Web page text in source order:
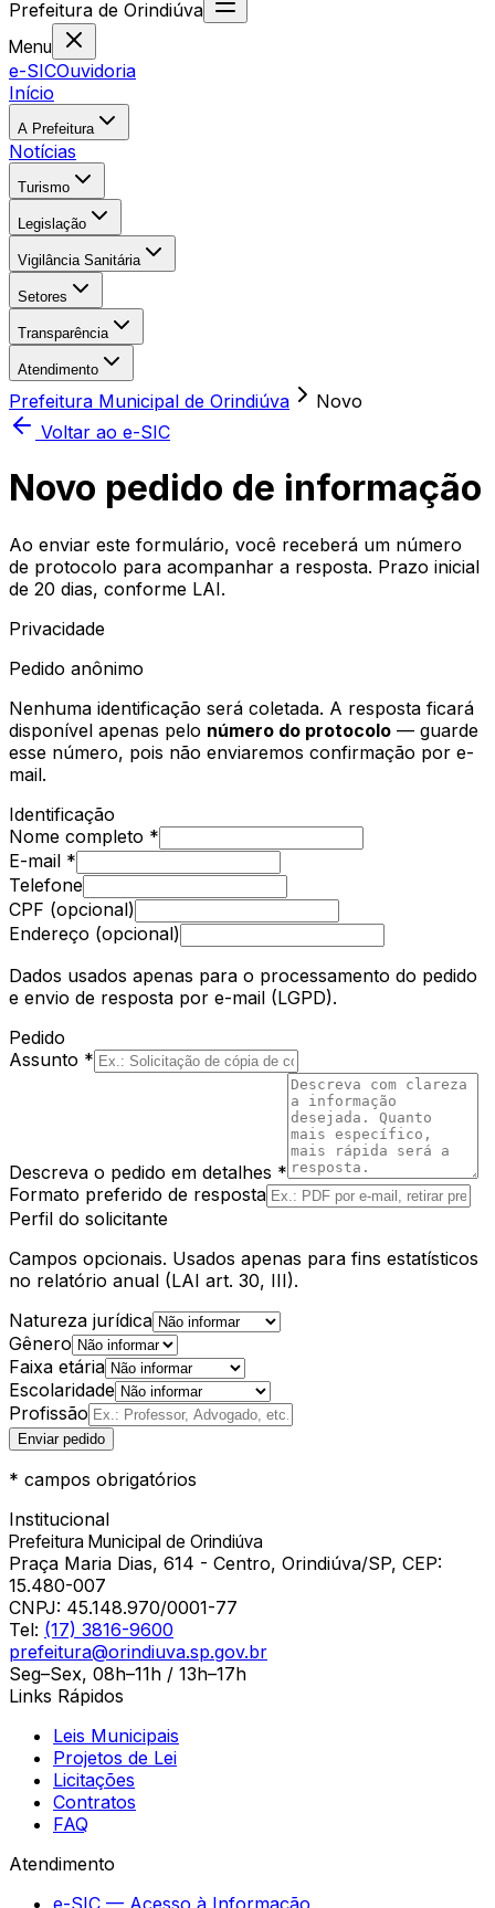
Prefeitura de Orindiúva
Menu
e-SICOuvidoria
Início
A Prefeitura
Notícias
Turismo
Legislação
Vigilância Sanitária
Setores
Transparência
Atendimento
Prefeitura Municipal de Orindiúva
Novo
Voltar ao e-SIC
Novo pedido de informação
Ao enviar este formulário, você receberá um número
de protocolo para acompanhar a resposta. Prazo inicial
de 20 dias, conforme LAI.
Privacidade
Pedido anônimo
Nenhuma identificação será coletada. A resposta ficará
disponível apenas pelo número do protocolo — guarde
esse número, pois não enviaremos confirmação por e-
mail.
Identificação
Nome completo *
E-mail *
Telefone
CPF (opcional)
Endereço (opcional)
Dados usados apenas para o processamento do pedido
e envio de resposta por e-mail (LGPD).
Pedido
Assunto *
Descreva o pedido em detalhes *
Formato preferido de resposta
Perfil do solicitante
Campos opcionais. Usados apenas para fins estatísticos
no relatório anual (LAI art. 30, III).
Natureza jurídica
Gênero
Faixa etária
Escolaridade
Profissão
Enviar pedido
* campos obrigatórios
Institucional
Prefeitura Municipal de Orindiúva
Praça Maria Dias, 614 - Centro, Orindiúva/SP, CEP:
15.480-007
CNPJ: 45.148.970/0001-77
Tel: (17) 3816-9600
prefeitura@orindiuva.sp.gov.br
Seg–Sex, 08h–11h / 13h–17h
Links Rápidos
Leis Municipais
Projetos de Lei
Licitações
Contratos
FAQ
Atendimento
e-SIC — Acesso à Informação